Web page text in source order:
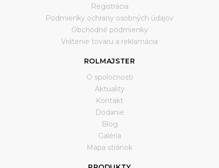
Registrácia
Podmienky ochrany osobných údajov
Obchodné podmienky
Vrátenie tovaru a reklamácia
ROLMAJSTER
O spoločnosti
Aktuality
Kontakt
Dodanie
Blog
Galéria
Mapa stránok